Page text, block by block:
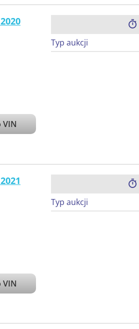
VIN
Typ aukcji
VIN
Typ aukcji